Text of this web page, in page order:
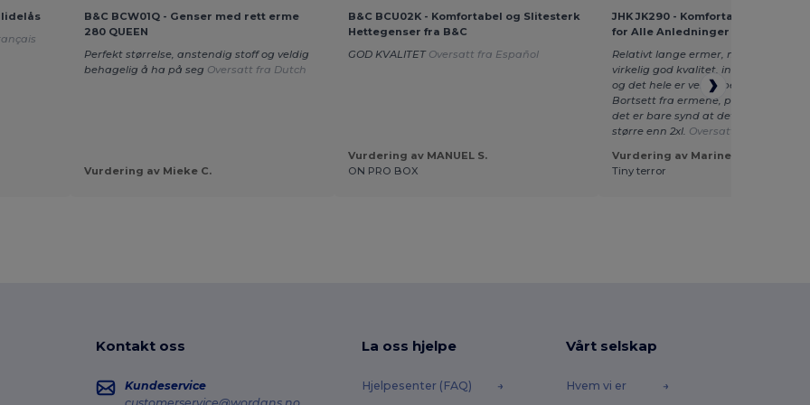
B&C BCW01Q - Genser med rett erme
280 QUEEN
Perfekt størrelse, anstendig stoff og veldig
behagelig å ha på seg Oversatt fra Dutch
Vurdering av Mieke C.
B&C BCU02K - Komfortabel og Slitesterk
Hettegenser fra B&C
GOD KVALITET Oversatt fra Español
Vurdering av MANUEL S.
ON PRO BOX
JHK JK290 - Komfortabel Unisex
for Alle Anledninger
Relativt lange ermer, men genseren
virkelig god kvalitet, innsiden er
og det hele er veldig behagelig å ha
Bortsett fra ermene, passer
det er bare synd at det ikke er
større enn 2xl. Oversatt fra Français
Vurdering av Marine C.
Tiny terror
Kontakt oss
Kundeservice
La oss hjelpe
Hjelpesenter (FAQ)
Vårt selskap
Hvem vi er